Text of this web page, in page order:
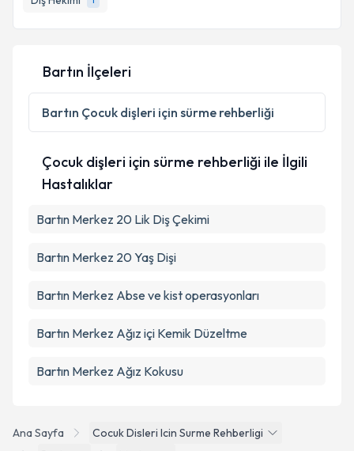
E-posta Adresiniz
Kişisel verilerimin işlenmesine ilişkinAydınlatma
Metni
'ni okudum ve kişisel verilerimin belirtilen
kapsamda işlenmesini kabul ediyorum.
Takvim Talebini Gönder
Ana Sayfa
Cocuk Disleri Icin Surme Rehberligi
Bartın İlçeleri
Bartın Çocuk dişleri için sürme rehberliği
Çocuk dişleri için sürme rehberliği ile İlgili
Hastalıklar
Bartın Merkez 20 Lik Diş Çekimi
Bartın Merkez 20 Yaş Dişi
Bartın Merkez Abse ve kist operasyonları
Bartın Merkez Ağız içi Kemik Düzeltme
Bartın Merkez Ağız Kokusu